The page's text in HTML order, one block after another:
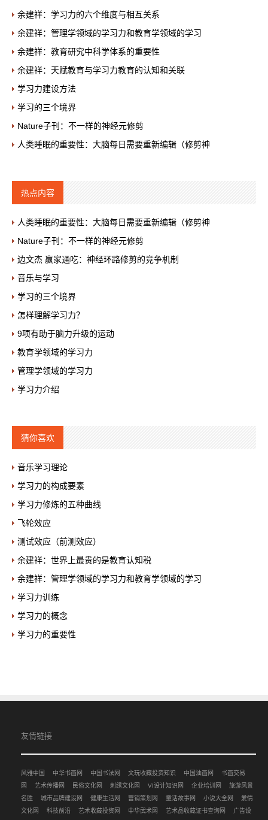
余建祥：学习力的六个维度与相互关系
余建祥：管理学领域的学习力和教育学领域的学习
余建祥：教育研究中科学体系的重要性
余建祥：天赋教育与学习力教育的认知和关联
学习力建设方法
学习的三个境界
Nature子刊：不一样的神经元修剪
人类睡眠的重要性：大脑每日需要重新编辑（修剪神
热点内容
人类睡眠的重要性：大脑每日需要重新编辑（修剪神
Nature子刊：不一样的神经元修剪
边文杰 赢家通吃：神经环路修剪的竞争机制
音乐与学习
学习的三个境界
怎样理解学习力？
9项有助于脑力升级的运动
教育学领域的学习力
管理学领域的学习力
学习力介绍
猜你喜欢
音乐学习理论
学习力的构成要素
学习力修炼的五种曲线
飞轮效应
测试效应（前测效应）
余建祥：世界上最贵的是教育认知税
余建祥：管理学领域的学习力和教育学领域的学习
学习力训练
学习力的概念
学习力的重要性
友情链接
风雅中国 中华书画网 中国书法网 文玩收藏投资知识 中国油画网
书画交易
网
艺术传播网 民俗文化网 刺绣文化网 VI设计知识网 企业培训网
旅游风景
名胜
城市品牌建设网 健康生活网 营销策划网 童话故事网 小说大全网
爱情
文化网
科技前沿 艺术收藏投资网 中华武术网 艺术品收藏证书查询网
广告设